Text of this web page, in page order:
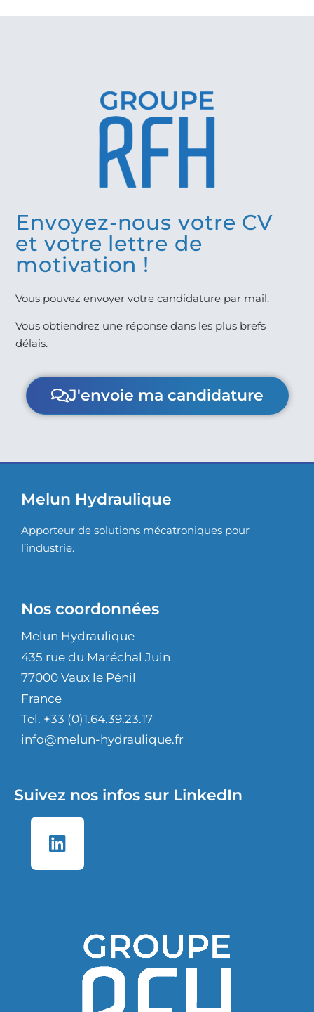
Envoyez-nous votre CV
et votre lettre de
motivation !
Vous pouvez envoyer votre candidature par mail.
Vous obtiendrez une réponse dans les plus brefs
délais.
J'envoie ma candidature
Melun Hydraulique
Apporteur de solutions mécatroniques pour
l’industrie.
Nos coordonnées
Melun Hydraulique
435 rue du Maréchal Juin
77000 Vaux le Pénil
France
Tel. +33 (0)1.64.39.23.17
info@melun-hydraulique.fr
Suivez nos infos sur LinkedIn